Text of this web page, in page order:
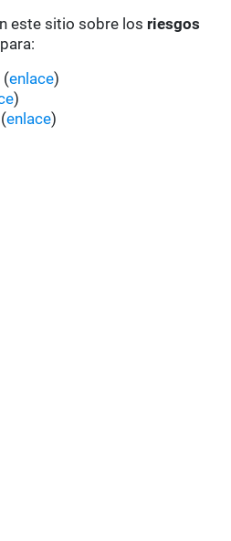
este sitio sobre los riesgos
para:
(enlace)
)
(enlace)